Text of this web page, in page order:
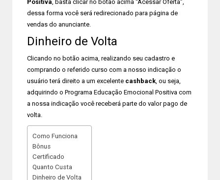
Positiva, basta clicar no botão acima “Acessar Oferta”,
dessa forma você será redirecionado para página de
vendas do anunciante.
Dinheiro de Volta
Clicando no botão acima, realizando seu cadastro e
comprando o referido curso com a nosso indicação o
usuário terá direito a um excelente cashback, ou seja,
adquirindo o Programa Educação Emocional Positiva com
a nossa indicação você receberá parte do valor pago de
volta.
Como Funciona
Bônus
Certificado
Quanto Custa
Dinheiro de Volta